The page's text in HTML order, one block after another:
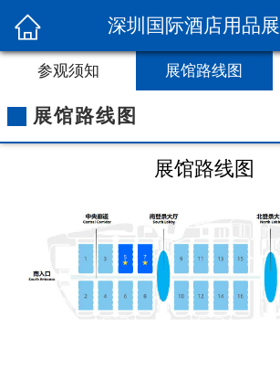
深圳国际酒店用品展
参观须知 展馆路线图
展馆路线图
展馆路线图